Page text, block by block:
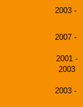
2003 -
2007 -
2001 -
2003
2003 -